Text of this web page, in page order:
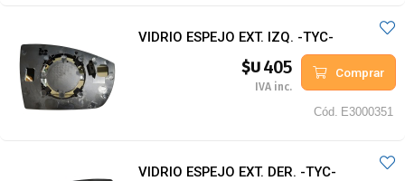
VIDRIO ESPEJO EXT. IZQ. -TYC-
$U405
IVA inc.
Comprar
Cód. E3000351
VIDRIO ESPEJO EXT. DER. -TYC-